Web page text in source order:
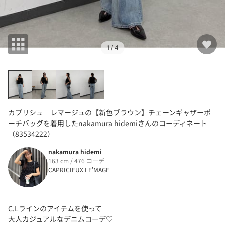
1/ 4
カプリシュ レマージュの【新色ブラウン】チェーンギャザーポ
ーチバッグを着用したnakamura hidemiさんのコーディネート
（83534222）
nakamura hidemi
163 cm / 476 コーデ
CAPRICIEUX LE'MAGE
C.Lラインのアイテムを使って
大人カジュアルなデニムコーデ♡